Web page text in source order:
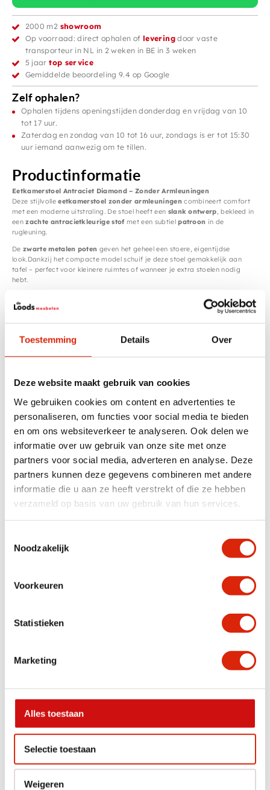
Toestemming Details Over
Deze website maakt gebruik van cookies
We gebruiken cookies om content en advertenties te
personaliseren, om functies voor social media te bieden
en om ons websiteverkeer te analyseren. Ook delen we
informatie over uw gebruik van onze site met onze
partners voor social media, adverteren en analyse. Deze
partners kunnen deze gegevens combineren met andere
informatie die u aan ze heeft verstrekt of die ze hebben
verzameld op basis van uw gebruik van hun services.
Noodzakelijk
Voorkeuren
Statistieken
Marketing
Alles toestaan
Selectie toestaan
Weigeren
2000 m2 showroom
Op voorraad: direct ophalen ofleveringdoor vaste
transporteur in NL in 2 weken in BE in 3 weken
5 jaartop service
Gemiddelde beoordeling 9.4 op Google
Zelf ophalen?
Ophalen tijdens openingstijden donderdag en vrijdag van 10
tot 17 uur.
Zaterdag en zondag van 10 tot 16 uur, zondags is er tot 15:30
uur iemand aanwezig om te tillen.
Productinformatie
Eetkamerstoel Antraciet Diamond – Zonder Armleuningen
Deze stijlvolleeetkamerstoel zonder armleuningen combineert comfort
met een moderne uitstraling. De stoel heeft een slank ontwerp, bekleed in
eenzachte antracietkleurige stofmet een subtielpatroon in de
rugleuning.
De zwarte metalen poten geven het geheel een stoere, eigentijdse
look.Dankzij het compacte model schuif je deze stoel gemakkelijk aan
tafel – perfect voor kleinere ruimtes of wanneer je extra stoelen nodig
hebt.
Kleur: Antraciet
Comfortabele zitting met stiksel
Direct verkrijgbaar: 6 stuks op voorraad in de winkel
Breedte: 47 cm
Hoogte: 89 cm
Zithoogte: 49 cm
Zitdiepte: 44 cm
grijs, antraciet, toffee en truffel.
Bel ons gerust van tevoren om te reserveren of kom langs in de winkel!
Specificaties
Breedte < 50 cm
6x showroommodel eetkamerstoel
Anderen bekeken ook
Eetkamerstoel Peak Eetkamerstoel Sandy